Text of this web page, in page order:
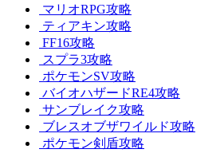
マリオRPG攻略
ティアキン攻略
FF16攻略
スプラ3攻略
ポケモンSV攻略
バイオハザードRE4攻略
サンブレイク攻略
ブレスオブザワイルド攻略
ポケモン剣盾攻略